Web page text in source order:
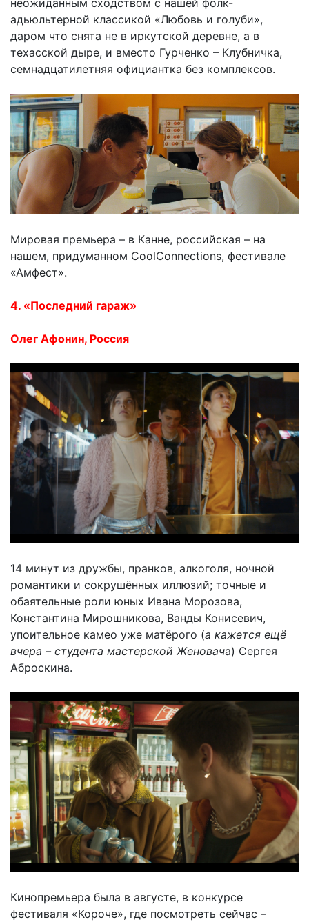
неожиданным сходством с нашей фолк-
адьюльтерной классикой «Любовь и голуби»,
даром что снята не в иркутской деревне, а в
техасской дыре, и вместо Гурченко – Клубничка,
семнадцатилетняя официантка без комплексов.
Мировая премьера – в Канне, российская – на
нашем, придуманном CoolConnections, фестивале
«Амфест».
4. «Последний гараж»
Олег Афонин, Россия
14 минут из дружбы, пранков, алкоголя, ночной
романтики и сокрушённых иллюзий; точные и
обаятельные роли юных Ивана Морозова,
Константина Мирошникова, Ванды Конисевич,
упоительное камео уже матёрого (а кажется ещё
вчера – студента мастерской Женовача) Сергея
Аброскина.
Кинопремьера была в августе, в конкурсе
фестиваля «Короче», где посмотреть сейчас –